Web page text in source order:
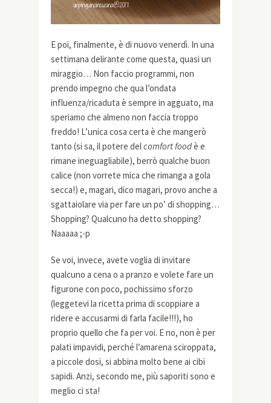
E poi, finalmente, è di nuovo venerdì. In una
settimana delirante come questa, quasi un
miraggio… Non faccio programmi, non
prendo impegno che qua l’ondata
influenza/ricaduta è sempre in agguato, ma
speriamo che almeno non faccia troppo
freddo! L’unica cosa certa è che mangerò
tanto (si sa, il potere delcomfort foodè e
rimane ineguagliabile), berrò qualche buon
calice (non vorrete mica che rimanga a gola
secca!) e, magari, dico magari, provo anche a
sgattaiolare via per fare un po’ di shopping…
Shopping? Qualcuno ha detto shopping?
Naaaaa ;-p
Se voi, invece, avete voglia di invitare
qualcuno a cena o a pranzo e volete fare un
figurone con poco, pochissimo sforzo
(leggetevi la ricetta prima di scoppiare a
ridere e accusarmi di farla facile!!!), ho
proprio quello che fa per voi. E no, non è per
palati impavidi, perché l’amarena sciroppata,
a piccole dosi, si abbina molto bene ai cibi
sapidi. Anzi, secondo me, più saporiti sono e
meglio ci sta!